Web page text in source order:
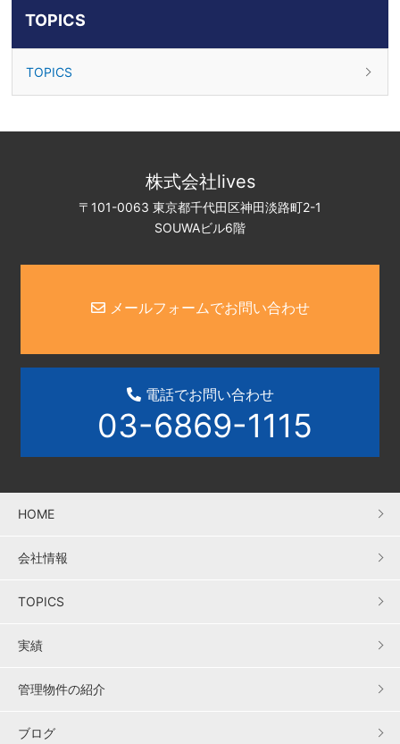
TOPICS
TOPICS
株式会社lives
〒101-0063 東京都千代田区神田淡路町2-1
SOUWAビル6階
メールフォームでお問い合わせ
電話でお問い合わせ
03-6869-1115
HOME
会社情報
TOPICS
実績
管理物件の紹介
ブログ